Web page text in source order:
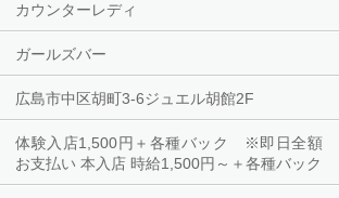
カウンターレディ
ガールズバー
広島市中区胡町3-6ジュエル胡館2F
体験入店1,500円＋各種バック ※即日全額
お支払い 本入店 時給1,500円～＋各種バック